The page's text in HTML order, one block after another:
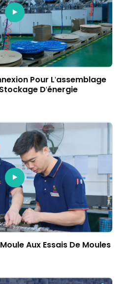
Pour L'assemblage
D'énergie
Aux Essais De Moules